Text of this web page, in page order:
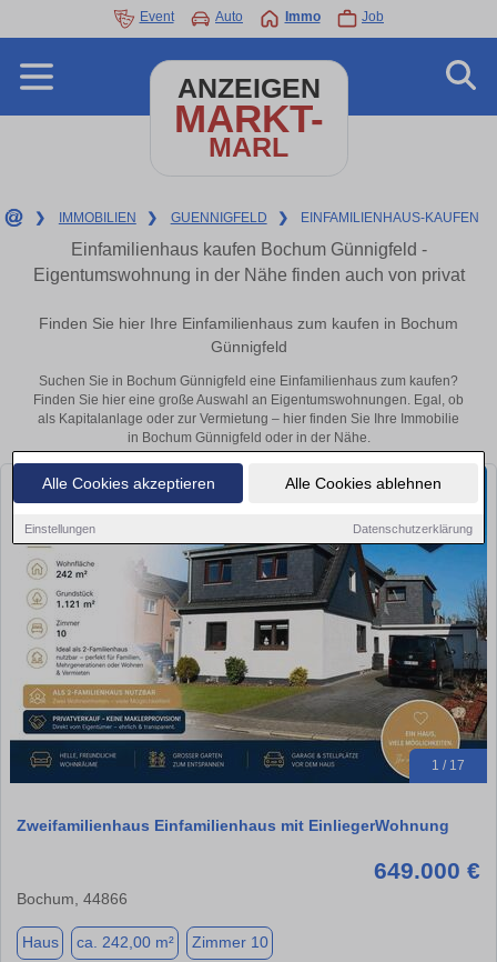
Alle Cookies akzeptieren Alle Cookies ablehnen
Einstellungen Datenschutzerklärung
Event Auto Immo Job
ANZEIGEN
MARKT-
MARL
❯ IMMOBILIEN ❯ GUENNIGFELD ❯ EINFAMILIENHAUS-KAUFEN
Einfamilienhaus kaufen Bochum Günnigfeld -
Eigentumswohnung in der Nähe finden auch von privat
Finden Sie hier Ihre Einfamilienhaus zum kaufen in Bochum
Günnigfeld
Suchen Sie in Bochum Günnigfeld eine Einfamilienhaus zum kaufen?
Finden Sie hier eine große Auswahl an Eigentumswohnungen. Egal, ob
als Kapitalanlage oder zur Vermietung – hier finden Sie Ihre Immobilie
in Bochum Günnigfeld oder in der Nähe.
1 / 17
Zweifamilienhaus Einfamilienhaus mit EinliegerWohnung
649.000 €
Bochum, 44866
Haus ca. 242,00 m² Zimmer 10